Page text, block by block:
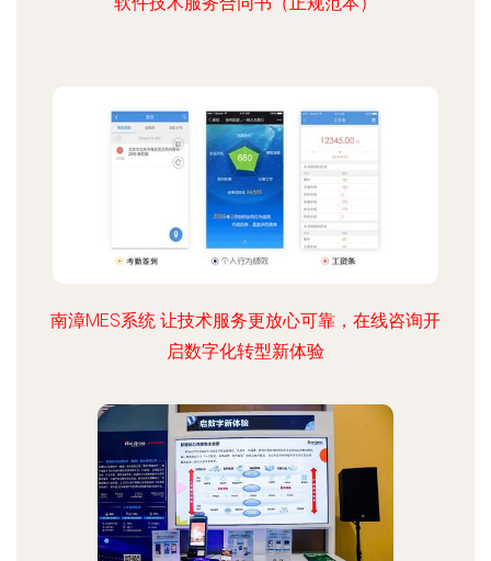
南漳MES系统 让技术服务更放心可靠，在线咨询开
启数字化转型新体验